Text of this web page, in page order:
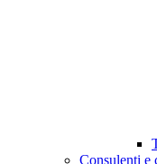
Consulenti e